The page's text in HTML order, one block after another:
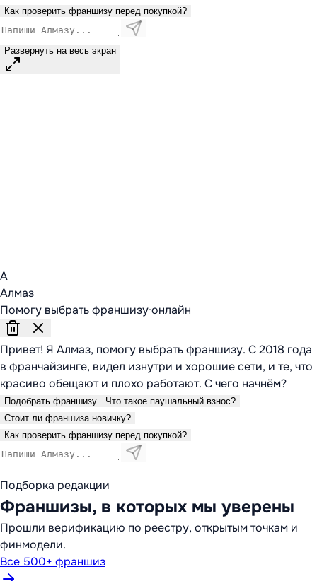
Как проверить франшизу перед покупкой?
Развернуть на весь экран
А
Алмаз
Помогу выбрать франшизу·онлайн
Привет! Я Алмаз, помогу выбрать франшизу. С 2018 года
в франчайзинге, видел изнутри и хорошие сети, и те, что
красиво обещают и плохо работают. С чего начнём?
Подобрать франшизу
Что такое паушальный взнос?
Стоит ли франшиза новичку?
Как проверить франшизу перед покупкой?
Подборка редакции
Франшизы, в которых мы уверены
Прошли верификацию по реестру, открытым точкам и
финмодели.
Все 500+ франшиз